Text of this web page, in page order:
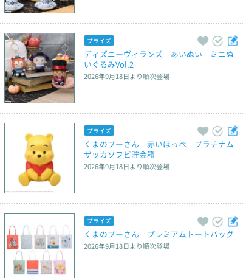
プライズ
ディズニーヴィランズ　あいぬい　ミニぬ
いぐるみVol.2
2026年9月18日より順次登場
プライズ
くまのプーさん　赤いほっぺ　プラチナム
ザッカソフビ貯金箱
2026年9月18日より順次登場
プライズ
くまのプーさん　プレミアムトートバッグ
2026年9月18日より順次登場